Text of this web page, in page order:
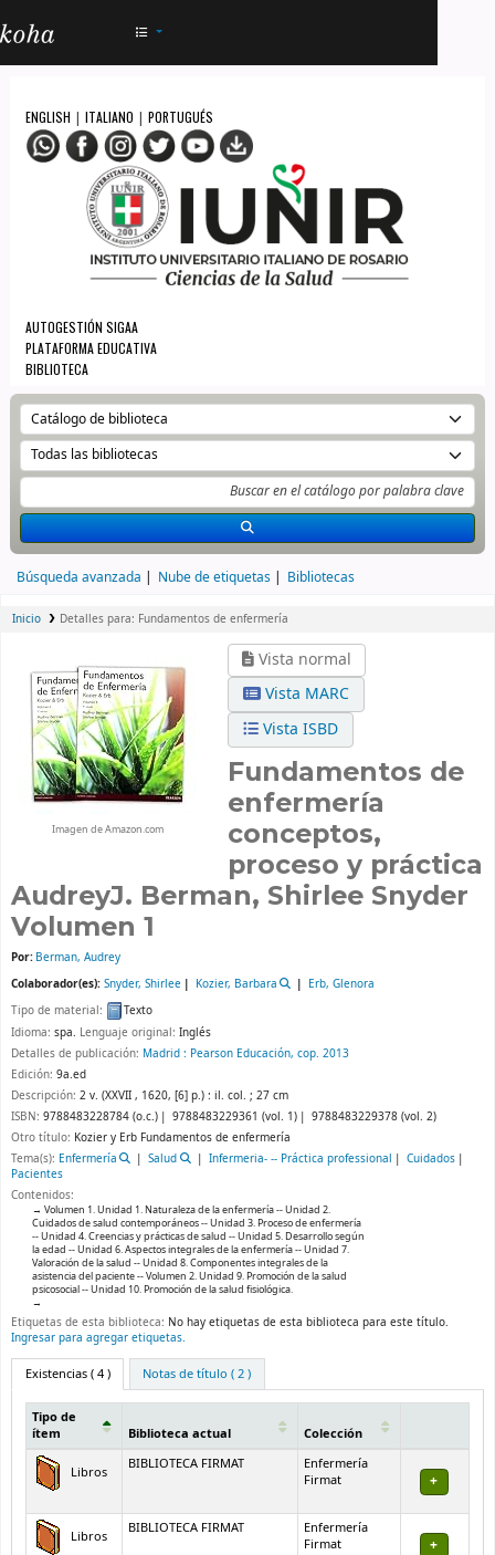
ENGLISH | ITALIANO | PORTUGUÉS
AUTOGESTIÓN SIGAA
PLATAFORMA EDUCATIVA
BIBLIOTECA
Búsqueda avanzada Nube de etiquetas Bibliotecas
Inicio Detalles para: Fundamentos de enfermería
Imagen de Amazon.com
Vista normal
Vista MARC
Vista ISBD
Fundamentos de
enfermería
conceptos,
proceso y práctica
AudreyJ. Berman, Shirlee Snyder
Volumen 1
Por: Berman, Audrey
Colaborador(es): Snyder, Shirlee Kozier, Barbara
Erb, Glenora
Tipo de material:
Texto
Idioma: spa. Lenguaje original: Inglés
Detalles de publicación: Madrid : Pearson Educación, cop. 2013
Edición: 9a.ed
Descripción: 2 v. (XXVII , 1620, [6] p.) : il. col. ; 27 cm
ISBN: 9788483228784 (o.c.) 9788483229361 (vol. 1)
9788483229378 (vol. 2)
Otro título: Kozier y Erb Fundamentos de enfermería
Tema(s): Enfermería Salud Infermeria- -- Práctica professional
Cuidados
Pacientes
Contenidos:
Volumen 1. Unidad 1. Naturaleza de la enfermería -- Unidad 2.
Cuidados de salud contemporáneos -- Unidad 3. Proceso de enfermería
-- Unidad 4. Creencias y prácticas de salud -- Unidad 5. Desarrollo según
la edad -- Unidad 6. Aspectos integrales de la enfermería -- Unidad 7.
Valoración de la salud -- Unidad 8. Componentes integrales de la
asistencia del paciente -- Volumen 2. Unidad 9. Promoción de la salud
psicosocial -- Unidad 10. Promoción de la salud fisiológica.
Etiquetas de esta biblioteca: No hay etiquetas de esta biblioteca para este título.
Ingresar para agregar etiquetas.
Existencias( 4 ) Notas de título ( 2 )
Existencias
Tipo de
ítem
Biblioteca actual Colección
Libros
BIBLIOTECA FIRMAT
Enfermería
Firmat
Libros
BIBLIOTECA FIRMAT
Enfermería
Firmat